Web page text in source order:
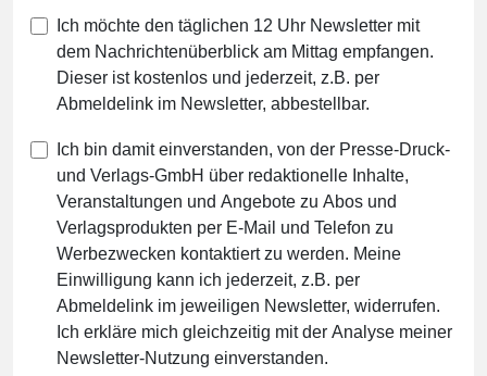
Ich möchte den täglichen 12 Uhr Newsletter mit
dem Nachrichtenüberblick am Mittag empfangen.
Dieser ist kostenlos und jederzeit, z.B. per
Abmeldelink im Newsletter, abbestellbar.
Ich bin damit einverstanden, von der Presse-Druck-
und Verlags-GmbH über redaktionelle Inhalte,
Veranstaltungen und Angebote zu Abos und
Verlagsprodukten per E-Mail und Telefon zu
Werbezwecken kontaktiert zu werden. Meine
Einwilligung kann ich jederzeit, z.B. per
Abmeldelink im jeweiligen Newsletter, widerrufen.
Ich erkläre mich gleichzeitig mit der Analyse meiner
Newsletter-Nutzung einverstanden.